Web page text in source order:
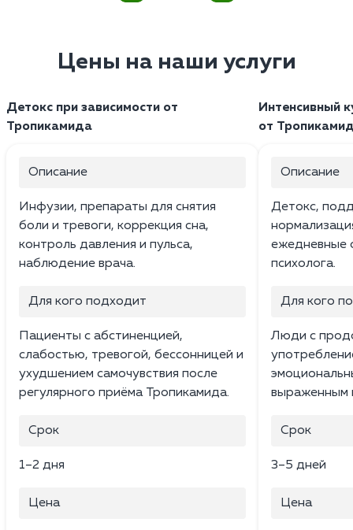
Цены на наши услуги
Детокс при зависимости от
Тропикамида
Описание
Инфузии, препараты для снятия
боли и тревоги, коррекция сна,
контроль давления и пульса,
наблюдение врача.
Для кого подходит
Пациенты с абстиненцией,
слабостью, тревогой, бессонницей и
ухудшением самочувствия после
регулярного приёма Тропикамида.
Срок
1–2 дня
Цена
Интенсивный
от
Описание
Детокс,
ежедневные
психолога.
Для кого
Люди с
выраженным
Срок
3–5 дней
Цена